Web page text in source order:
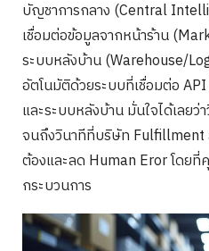
บัญชาการกลาง (Central
เชื่อมต่อข้อมูลจากหน้าร้าน
ระบบหลังบ้าน (Warehouse/
อัตโนมัติด้วยระบบที่เชื่อมต่อ
และระบบหลังบ้าน มั่นใจได้เลย
จนถึงวินาทีที่บริษัท Fulfillment
ต้องและลด Human Eror โดย
กระบวนการ